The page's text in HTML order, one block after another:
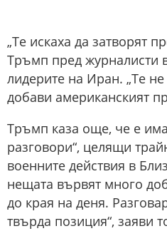
„Те искаха да затворят
Тръмп пред журналисти
лидерите на Иран. „Те не
добави американският
Тръмп каза още, че е
разговори“, целящи
военните действия в
нещата вървят много
до края на деня.
твърда позиция“, заяви